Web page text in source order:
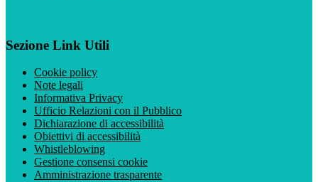
Sezione Link Utili
Cookie policy
Note legali
Informativa Privacy
Ufficio Relazioni con il Pubblico
Dichiarazione di accessibilità
Obiettivi di accessibilità
Whistleblowing
Gestione consensi cookie
Amministrazione trasparente